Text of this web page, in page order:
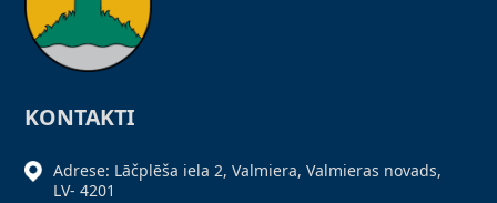
KONTAKTI
Adrese: Lāčplēša iela 2, Valmiera, Valmieras novads,
LV- 4201